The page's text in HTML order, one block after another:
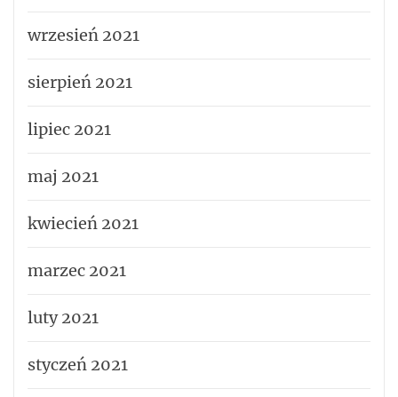
wrzesień 2021
sierpień 2021
lipiec 2021
maj 2021
kwiecień 2021
marzec 2021
luty 2021
styczeń 2021